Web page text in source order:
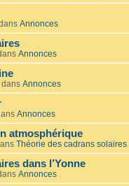
Annonces
Annonces
dans Annonces
Annonces
atmosphérique
Théorie des cadrans solaires
dans l’Yonne
Annonces